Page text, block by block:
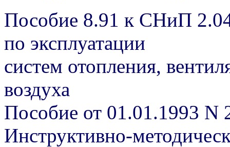
Пособие 8.91 к СНиП
по эксплуатации
систем отопления,
воздуха
Пособие от 01.01.1993 N
Инструктивно-